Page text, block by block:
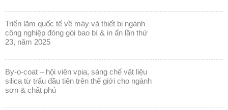
triển lãm quốc tế về máy và thiết bị ngành
công nghiệp đóng gói bao bì & in ấn lần thứ
23, năm 2025
by-o-coat – hội viên vpia, sáng chế vật liệu
silica từ trấu đầu tiên trên thế giới cho ngành
sơn & chất phủ